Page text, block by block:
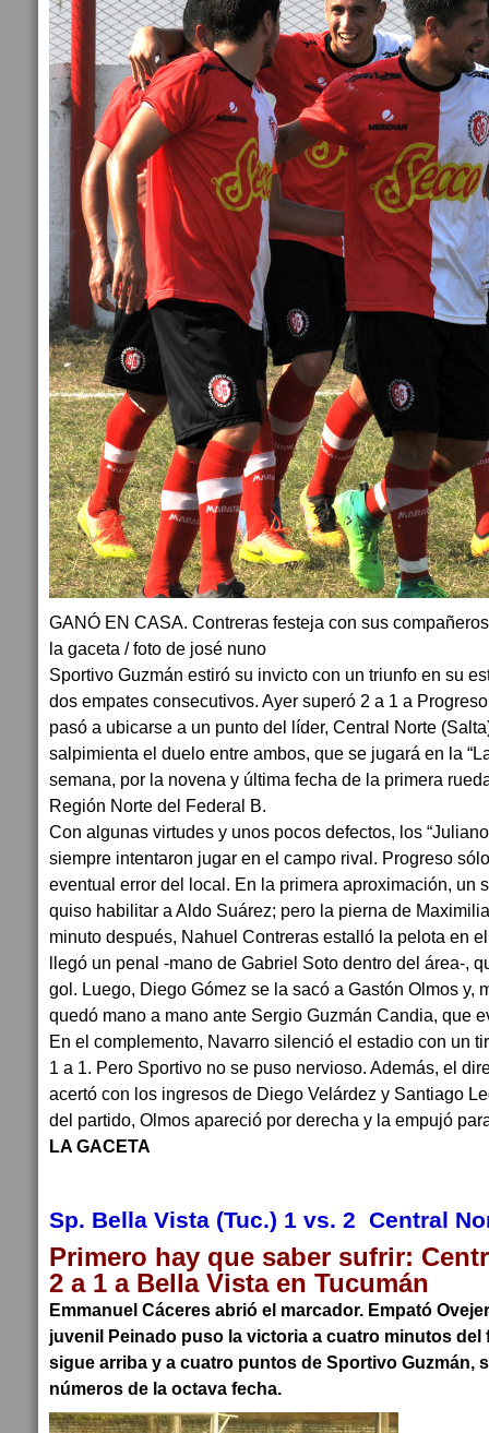
GANÓ EN CASA. Contreras festeja con sus
la gaceta / foto de josé nuno
Sportivo Guzmán estiró su invicto con un triunfo en su
dos empates consecutivos. Ayer superó 2 a 1 a
pasó a ubicarse a un punto del líder, Central Norte
salpimienta el duelo entre ambos, que se jugará en la
semana, por la novena y última fecha de la primera
Región Norte del Federal B.
Con algunas virtudes y unos pocos defectos, los
siempre intentaron jugar en el campo rival. Progreso
eventual error del local. En la primera aproximación, un
quiso habilitar a Aldo Suárez; pero la pierna de
minuto después, Nahuel Contreras estalló la pelota en
llegó un penal -mano de Gabriel Soto dentro del área-,
gol. Luego, Diego Gómez se la sacó a Gastón Olmos y,
quedó mano a mano ante Sergio Guzmán Candia, que
En el complemento, Navarro silenció el estadio con un
1 a 1. Pero Sportivo no se puso nervioso. Además, el
acertó con los ingresos de Diego Velárdez y Santiago
del partido, Olmos apareció por derecha y la empujó
LA GACETA
Sp. Bella Vista (Tuc.) 1 vs. 2 Central
Primero hay que saber sufrir:
2 a 1 a Bella Vista en Tucumán
Emmanuel Cáceres abrió el marcador. Empató
juvenil Peinado puso la victoria a cuatro minutos del
sigue arriba y a cuatro puntos de Sportivo Guzmán,
números de la octava fecha.